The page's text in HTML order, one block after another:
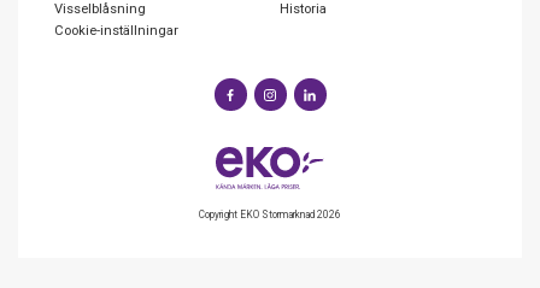
Visselblåsning
Cookie-inställningar
Historia
Copyright EKO Stormarknad 2026